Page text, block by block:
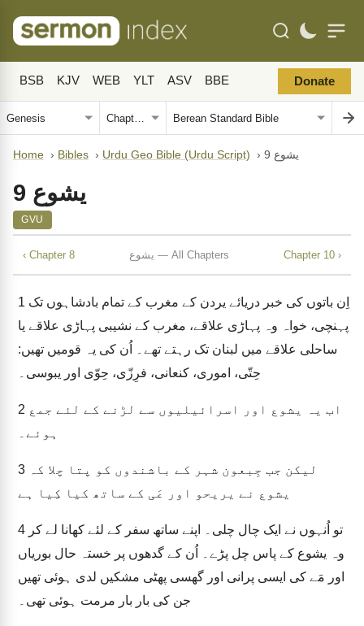
BSB KJV WEB YLT ASV BBE Donate
Home › Bibles › Urdu Geo Bible (Urdu Script) › یشوع 9
یشوع 9
GVU
‹ Chapter 8 یشوع — All Chapters Chapter 10 ›
1
پہنچی، خواہ وہ پہاڑی علاقے، مغرب کے نشیبی پہاڑی علاقے یا
ساحلی علاقے میں لبنان تک رہتے تھے۔ اُن کی یہ قومیں تھیں:
حِتّی، اموری، کنعانی، فرِزّی، حِوّی اور یبوسی۔
2
ہوئے۔
3
یشوع نے یریحو اور عَی کے ساتھ کیا کِیا ہے
4
وہ یشوع کے پاس چل پڑے۔ اُن کے گدھوں پر خستہ حال بوریاں
اور مَے کی ایسی پرانی اور گھسی پھٹی مشکیں لدی ہوئی تھیں
جن کی بار بار مرمت ہوئی تھی۔